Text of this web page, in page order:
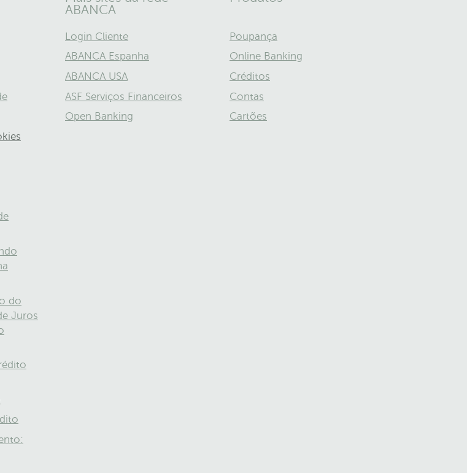
do
Juros
ABANCA
Login Cliente
ABANCA Espanha
ABANCA USA
ASF Serviços Financeiros
Open Banking
Poupança
Online Banking
Créditos
Contas
Cartões